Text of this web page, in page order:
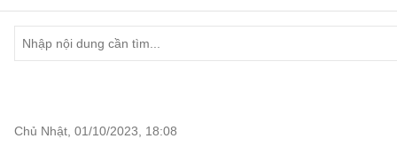
Chủ Nhật, 01/10/2023 18:08